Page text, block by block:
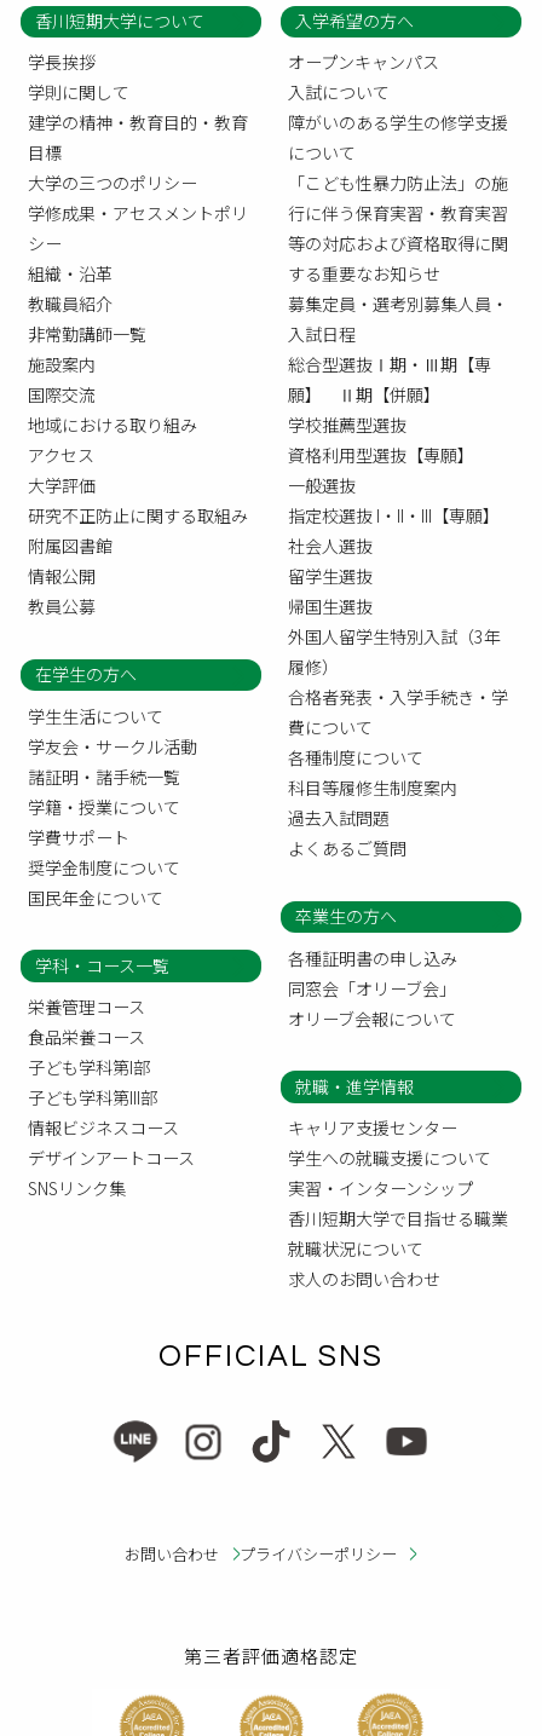
香川短期大学について
学長挨拶
学則に関して
建学の精神・教育目的・教育
目標
大学の三つのポリシー
学修成果・アセスメントポリ
シー
組織・沿革
教職員紹介
非常勤講師一覧
施設案内
国際交流
地域における取り組み
アクセス
大学評価
研究不正防止に関する取組み
附属図書館
情報公開
教員公募
入学希望の方へ
オープンキャンパス
入試について
障がいのある学生の修学支援
について
「こども性暴力防止法」の施
行に伴う保育実習・教育実習
等の対応および資格取得に関
する重要なお知らせ
募集定員・選考別募集人員・
入試日程
総合型選抜Ⅰ期・Ⅲ期【専
願】 Ⅱ期【併願】
学校推薦型選抜
資格利用型選抜【専願】
一般選抜
指定校選抜 I・II・III【専願】
社会人選抜
留学生選抜
帰国生選抜
外国人留学生特別入試（3年
履修）
合格者発表・入学手続き・学
費について
各種制度について
科目等履修生制度案内
過去入試問題
よくあるご質問
在学生の方へ
学生生活について
学友会・サークル活動
諸証明・諸手続一覧
学籍・授業について
学費サポート
奨学金制度について
国民年金について
卒業生の方へ
各種証明書の申し込み
同窓会「オリーブ会」
オリーブ会報について
学科・コース一覧
栄養管理コース
食品栄養コース
子ども学科第I部
子ども学科第III部
情報ビジネスコース
デザインアートコース
SNSリンク集
就職・進学情報
キャリア支援センター
学生への就職支援について
実習・インターンシップ
香川短期大学で目指せる職業
就職状況について
求人のお問い合わせ
OFFICIAL SNS
お問い合わせ プライバシーポリシー
第三者評価適格認定